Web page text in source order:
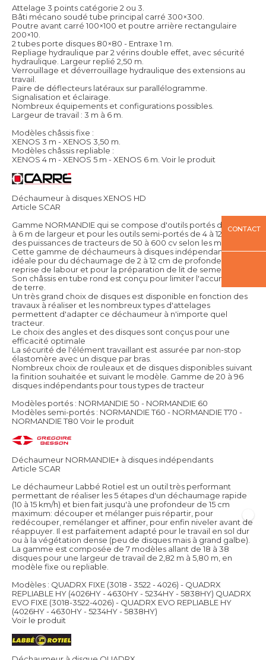
Attelage 3 points catégorie 2 ou 3.
Bâti mécano soudé tube principal carré 300×300.
Poutre avant carré 100×100 et poutre arrière rectangulaire
200×10.
2 tubes porte disques 80×80 - Entraxe 1 m.
Repliage hydraulique par 2 vérins double effet, avec sécurité
hydraulique. Largeur replié 2,50 m.
Verrouillage et déverrouillage hydraulique des extensions au
travail.
Paire de déflecteurs latéraux sur parallélogramme.
Signalisation et éclairage.
Nombreux équipements et configurations possibles.
Largeur de travail : 3 m à 6 m.
Modèles châssis fixe :
XENOS 3 m - XENOS 3,50 m.
Modèles châssis repliable :
XENOS 4 m - XENOS 5 m - XENOS 6 m. Voir le produit
Déchaumeur à disques XENOS HD
Article SCAR
Gamme NORMANDIE qui se compose d'outils portés de 2,5 m
à 6 m de largeur et pour les outils semi-portés de 4 à 12 m pour
des puissances de tracteurs de 50 à 600 cv selon les modèles.
Cette gamme de déchaumeurs à disques indépendants est
idéale pour du déchaumage de 2 à 12 cm de profondeur, de la
reprise de labour et pour la préparation de lit de semence.
Son châssis en tube rond est conçu pour limiter l'accumulation
de terre.
Un très grand choix de disques est disponible en fonction des
travaux à réaliser et les nombreux types d'attelages
permettent d'adapter ce déchaumeur à n'importe quel
tracteur.
Le choix des angles et des disques sont conçus pour une
efficacité optimale
La sécurité de l'élément travaillant est assurée par non-stop
élastomère avec un disque par bras.
Nombreux choix de rouleaux et de disques disponibles suivant
la finition souhaitée et suivant le modèle. Gamme de 20 à 96
disques indépendants pour tous types de tracteur
Modèles portés : NORMANDIE 50 - NORMANDIE 60
Modèles semi-portés : NORMANDIE T60 - NORMANDIE T70 -
NORMANDIE T80 Voir le produit
Déchaumeur NORMANDIE+ à disques indépendants
Article SCAR
Le déchaumeur Labbé Rotiel est un outil très performant
permettant de réaliser les 5 étapes d'un déchaumage rapide
(10 à 15 km/h) et bien fait jusqu'à une profondeur de 15 cm
maximum: découper et mélanger puis répartir, pour
redécouper, remélanger et affiner, pour enfin niveler avant de
réappuyer. Il est parfaitement adapté pour le travail en sol dur
ou à la végétation dense (peu de disques mais à grand galbe).
La gamme est composée de 7 modèles allant de 18 à 38
disques pour une largeur de travail de 2,82 m à 5,80 m, en
modèle fixe ou repliable.
Modèles : QUADRX FIXE (3018 - 3522 - 4026) - QUADRX
REPLIABLE HY (4026HY - 4630HY - 5234HY - 5838HY) QUADRX
EVO FIXE (3018-3522-4026) - QUADRX EVO REPLIABLE HY
(4026HY - 4630HY - 5234HY - 5838HY)
Voir le produit
CONTACT